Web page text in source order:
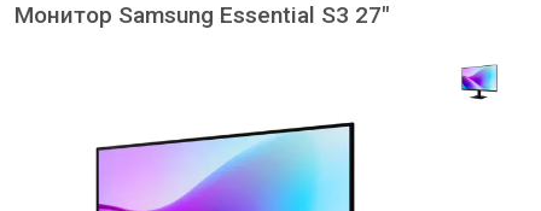
Монитор Samsung Essential S3 27"